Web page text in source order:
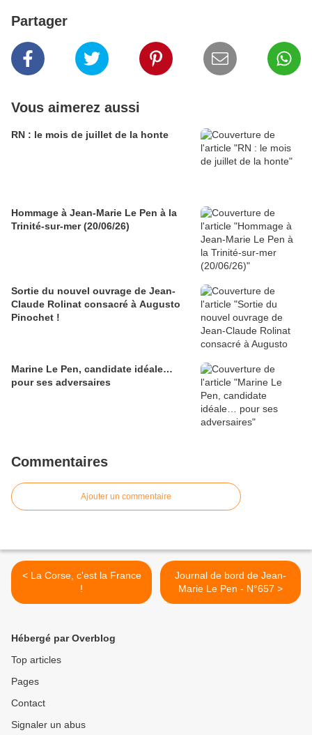
Partager
Vous aimerez aussi
RN : le mois de juillet de la honte
Hommage à Jean-Marie Le Pen à la
Trinité-sur-mer (20/06/26)
Sortie du nouvel ouvrage de Jean-
Claude Rolinat consacré à Augusto
Pinochet !
Marine Le Pen, candidate idéale…
pour ses adversaires
Commentaires
Ajouter un commentaire
< La Corse, c'est la France
!
Journal de bord de Jean-
Marie Le Pen - N°657 >
Hébergé par Overblog
Top articles
Pages
Contact
Signaler un abus